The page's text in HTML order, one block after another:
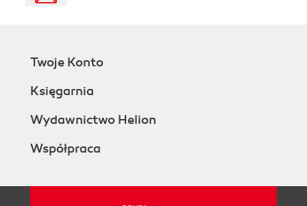
Twoje Konto
Księgarnia
Wydawnictwo Helion
Współpraca